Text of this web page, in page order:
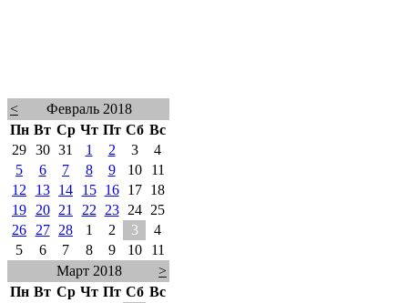
<
Февраль 2018
Пн Вт Ср Чт Пт Сб Вс
29 30 31 1 2 3
4
5
6 7 8 9 10
11
12
13 14 15 16 17
18
19
20 21 22 23 24
25
26
27 28 1 2 3
4
5
6 7 8 9 10
11
Март 2018
>
Пн Вт Ср Чт Пт Сб Вс